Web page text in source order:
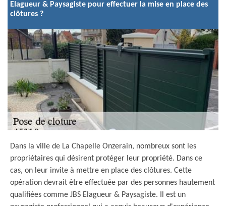
Elagueur & Paysagiste pour effectuer la mise en place des
clôtures ?
Dans la ville de La Chapelle Onzerain, nombreux sont les
propriétaires qui désirent protéger leur propriété. Dans ce
cas, on leur invite à mettre en place des clôtures. Cette
opération devrait être effectuée par des personnes hautement
qualifiées comme JBS Elagueur & Paysagiste. Il est un